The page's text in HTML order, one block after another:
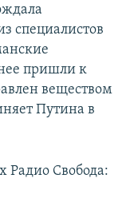
специалистов
пришли к
веществом
Путина в
Радио Свобода: